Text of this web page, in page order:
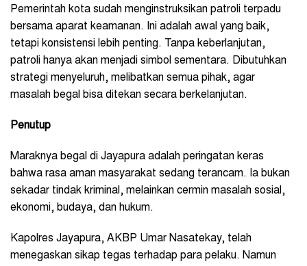
Pemerintah kota sudah menginstruksikan patroli terpadu
bersama aparat keamanan. Ini adalah awal yang baik,
tetapi konsistensi lebih penting. Tanpa keberlanjutan,
patroli hanya akan menjadi simbol sementara. Dibutuhkan
strategi menyeluruh, melibatkan semua pihak, agar
masalah begal bisa ditekan secara berkelanjutan.
Penutup
Maraknya begal di Jayapura adalah peringatan keras
bahwa rasa aman masyarakat sedang terancam. Ia bukan
sekadar tindak kriminal, melainkan cermin masalah sosial,
ekonomi, budaya, dan hukum.
Kapolres Jayapura, AKBP Umar Nasatekay, telah
menegaskan sikap tegas terhadap para pelaku. Namun